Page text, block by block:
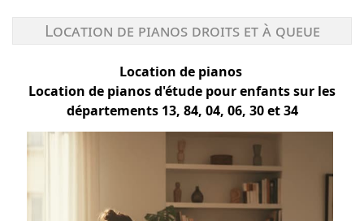
Location de pianos droits et à queue
Location de pianos
Location de pianos d'étude pour enfants sur les
départements 13, 84, 04, 06, 30 et 34